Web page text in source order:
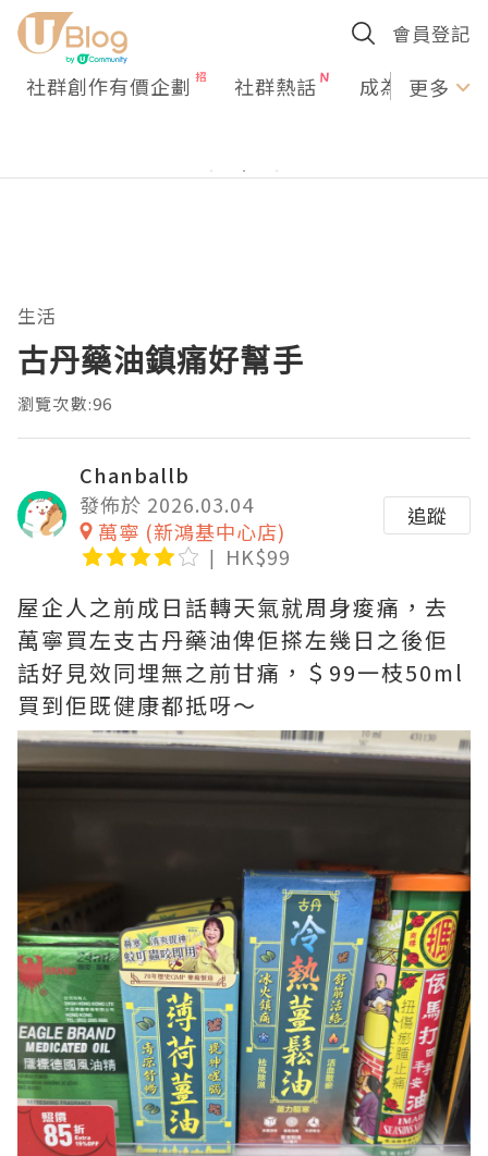
會員登記
社群創作有價企劃 社群熱話 成為U更多
生活
古丹藥油鎮痛好幫手
瀏覽次數:96
Chanballb
發佈於 2026.03.04
萬寧 (新鴻基中心店)
HK$99
追蹤
屋企人之前成日話轉天氣就周身痠痛，去
萬寧買左支古丹藥油俾佢搽左幾日之後佢
話好見效同埋無之前甘痛，＄99一枝50ml
買到佢既健康都抵呀～